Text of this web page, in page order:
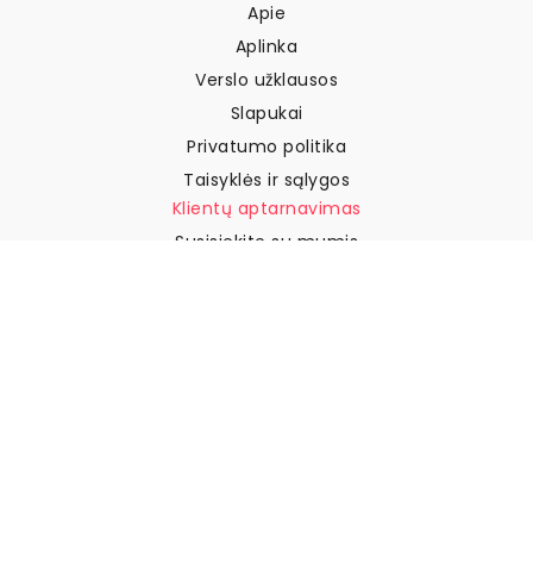
Apie
Aplinka
Verslo užklausos
Slapukai
Privatumo politika
Taisyklės ir sąlygos
Klientų aptarnavimas
Susisiekite su mumis